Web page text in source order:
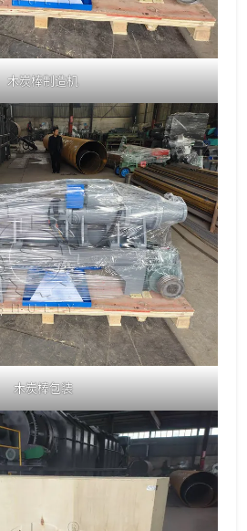
木炭棒制造机
木炭棒包装